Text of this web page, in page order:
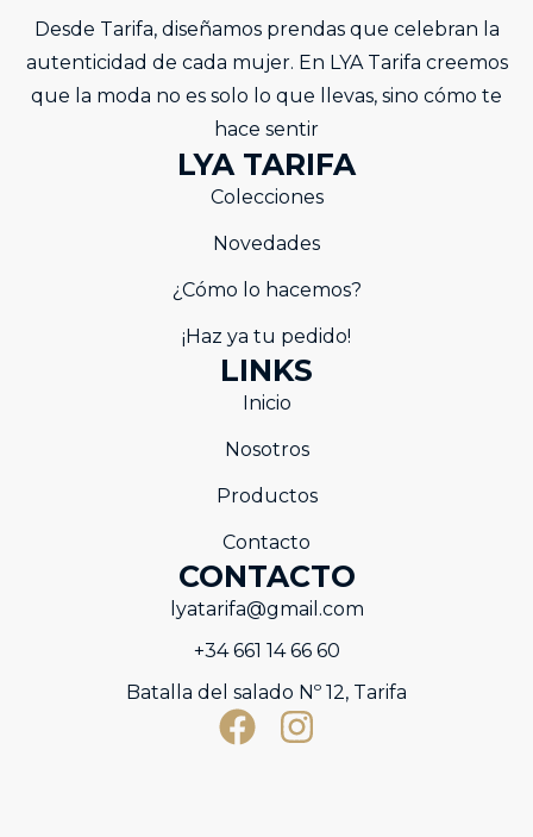
Desde Tarifa, diseñamos prendas que celebran la
autenticidad de cada mujer. En LYA Tarifa creemos
que la moda no es solo lo que llevas, sino cómo te
hace sentir
LYA TARIFA
Colecciones
Novedades
¿Cómo lo hacemos?
¡Haz ya tu pedido!
LINKS
Inicio
Nosotros
Productos
Contacto
CONTACTO
lyatarifa@gmail.com
+34 661 14 66 60
Batalla del salado Nº 12, Tarifa